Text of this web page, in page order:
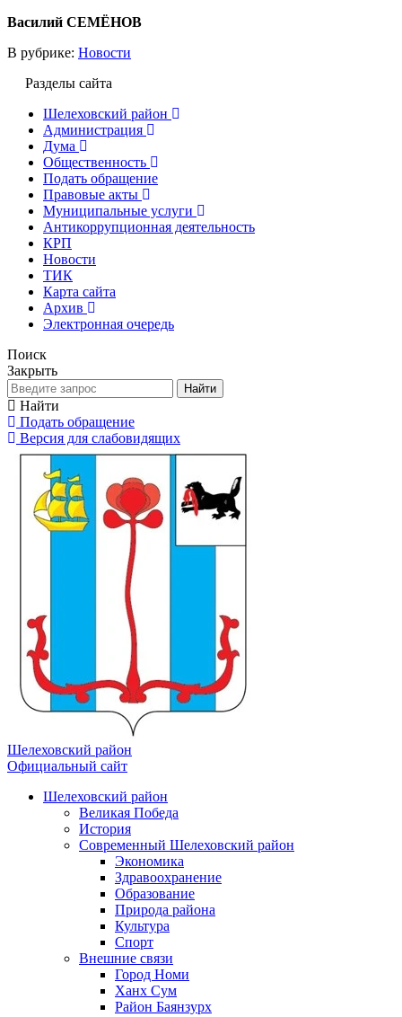
Василий СЕМЁНОВ
В рубрике: Новости
Разделы сайта
Шелеховский район
Администрация
Дума
Общественность
Подать обращение
Правовые акты
Муниципальные услуги
Антикоррупционная деятельность
КРП
Новости
ТИК
Карта сайта
Архив
Электронная очередь
Поиск
Закрыть
Найти
Найти
Подать обращение
Версия для слабовидящих
Шелеховский район
Официальный сайт
Шелеховский район
Великая Победа
История
Современный Шелеховский район
Экономика
Здравоохранение
Образование
Природа района
Культура
Спорт
Внешние связи
Город Номи
Ханх Сум
Район Баянзурх